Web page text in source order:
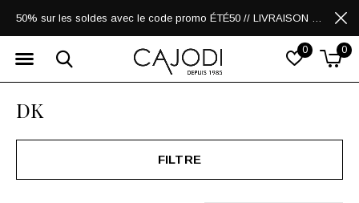
0 0
50% sur les soldes avec le code promo ÉTÉ50 // LIVRAISON GRATUITE POUR LES ACHATS DE 250$ ET PLUS
DK
FILTRE